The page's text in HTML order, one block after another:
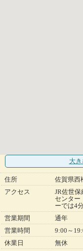
大
住所
佐賀県西
アクセス
JR佐世
センター
ーでは4分
営業期間
通年
営業時間
9:00～
休業日
無休